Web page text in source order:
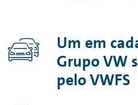
Um em
Grupo VW
pelo VWFS